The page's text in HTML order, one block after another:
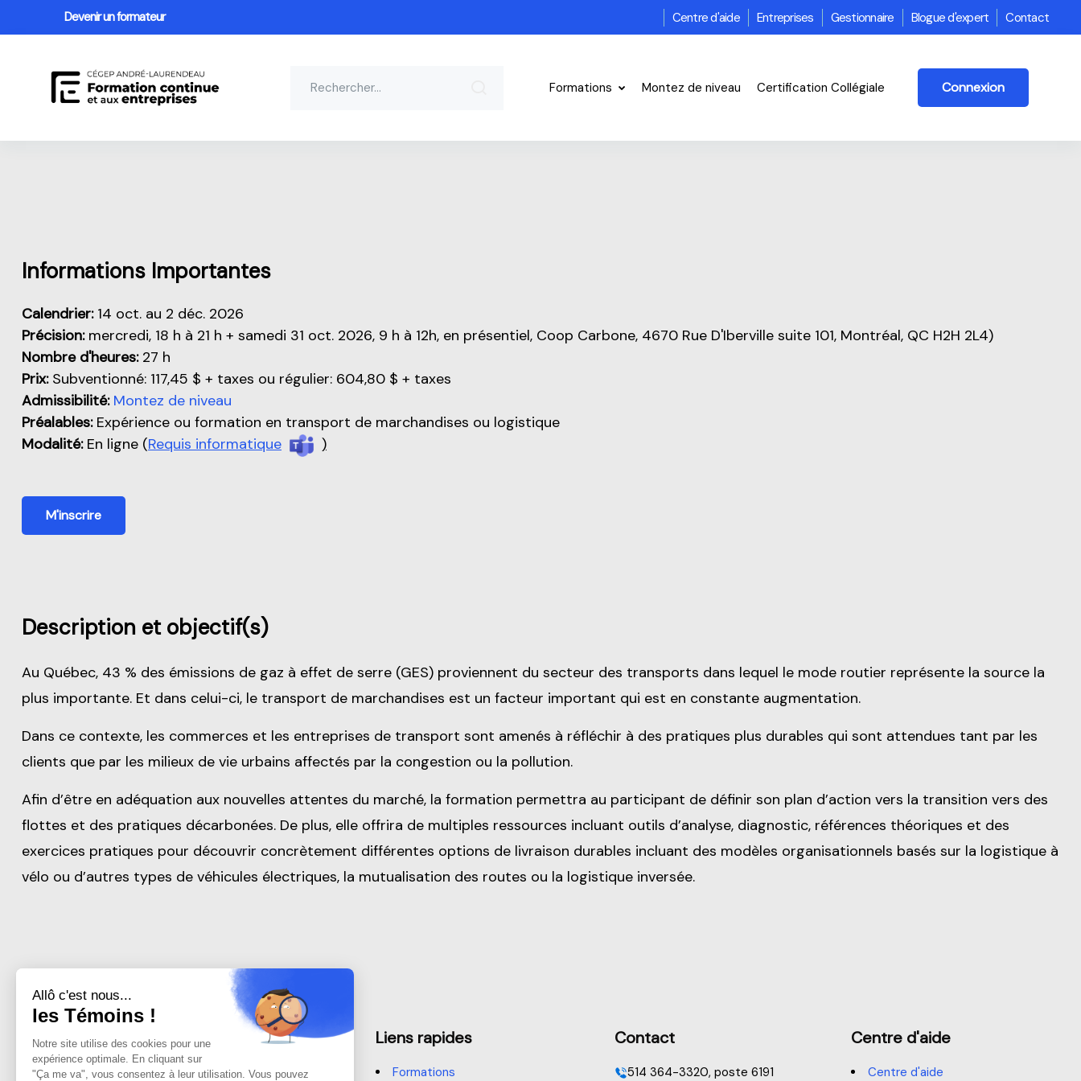
Devenir un formateur Centre d'aide Entreprises Gestionnaire Blogue d'expert Contact
Formations Montez de niveau Certification Collégiale Connexion
Aperçu de cette partie
Informations Importantes
Calendrier: 14 oct. au 2 déc. 2026
Précision: mercredi, 18 h à 21 h + samedi 31 oct. 2026, 9 h à 12h, en présentiel, Coop Carbone, 4670 Rue D'Iberville suite 101, Montréal, QC H2H 2L4)
Nombre d'heures:27 h
Prix: Subventionné: 117,45 $ + taxes ou régulier: 604,80 $ + taxes
Admissibilité: Montez de niveau
Préalables:Expérience ou formation en transport de marchandises ou logistique
Modalité:En ligne (Requis informatique )
M'inscrire
Description et objectif(s)
Au Québec, 43 % des émissions de gaz à effet de serre (GES) proviennent du secteur des transports dans lequel le mode routier représente la source la
plus importante. Et dans celui-ci, le transport de marchandises est un facteur important qui est en constante augmentation.
Dans ce contexte, les commerces et les entreprises de transport sont amenés à réfléchir à des pratiques plus durables qui sont attendues tant par les
clients que par les milieux de vie urbains affectés par la congestion ou la pollution.
Afin d’être en adéquation aux nouvelles attentes du marché, la formation permettra au participant de définir son plan d’action vers la transition vers des
flottes et des pratiques décarbonées. De plus, elle offrira de multiples ressources incluant outils d’analyse, diagnostic, références théoriques et des
exercices pratiques pour découvrir concrètement différentes options de livraison durables incluant des modèles organisationnels basés sur la logistique à
vélo ou d’autres types de véhicules électriques, la mutualisation des routes ou la logistique inversée.
Liens rapides
Formations
Contact
514 364-3320, poste 6191
Centre d'aide
Centre d'aide